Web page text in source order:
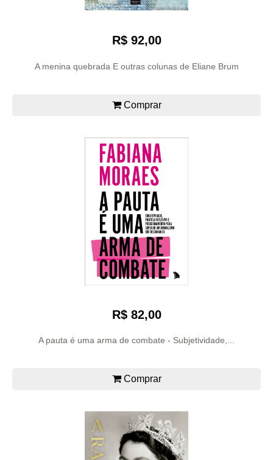
R$ 92,00
A menina quebrada E outras colunas de Eliane Brum
Comprar
R$ 82,00
A pauta é uma arma de combate - Subjetividade,...
Comprar